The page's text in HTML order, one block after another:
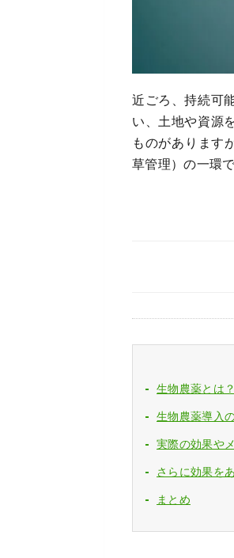
近ごろ、持続可
い、土地や資源
ものがあります
草管理）の一環
生物農薬とは？
生物農薬導入
実際の効果や
さらに効果を
まとめ